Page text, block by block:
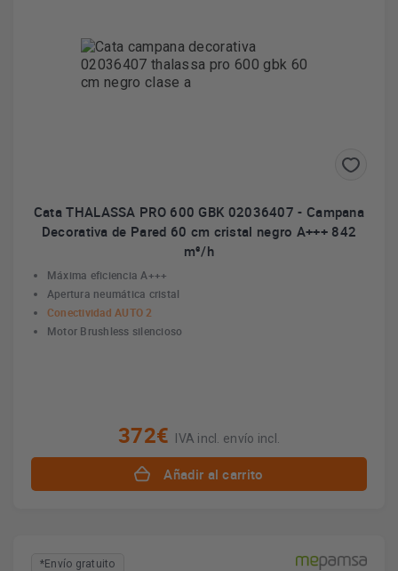
Cata THALASSA PRO 600 GBK 02036407 - Campana
Decorativa de Pared 60 cm cristal negro A+++ 842
m³/h
Máxima eficiencia A+++
Apertura neumática cristal
Conectividad AUTO 2
Motor Brushless silencioso
372€ IVA incl. envío incl.
Añadir al carrito
*Envío gratuito